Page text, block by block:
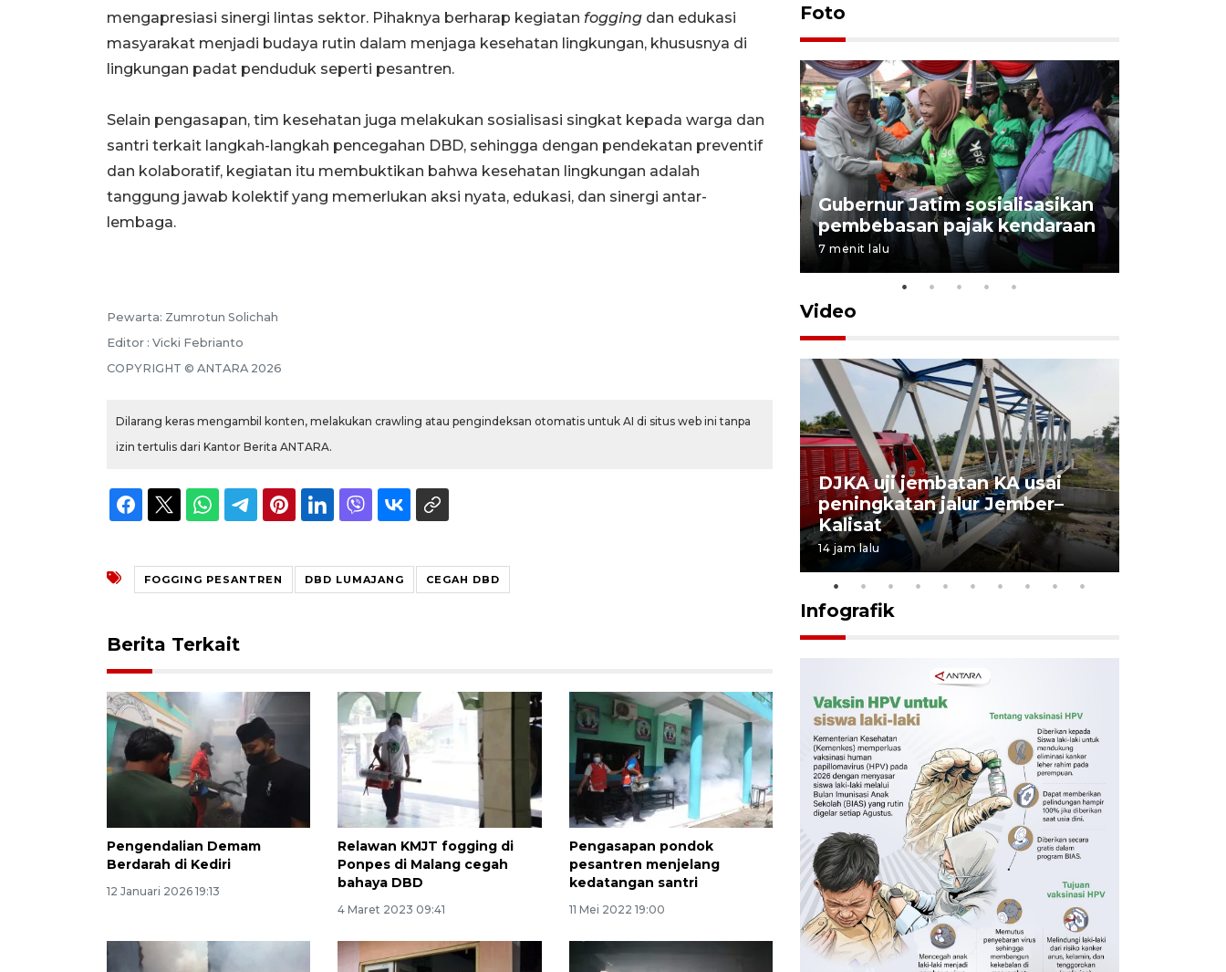
mengapresiasi sinergi lintas sektor. Pihaknya berharap kegiatan fogging dan edukasi
masyarakat menjadi budaya rutin dalam menjaga kesehatan lingkungan, khususnya di
lingkungan padat penduduk seperti pesantren.
Selain pengasapan, tim kesehatan juga melakukan sosialisasi singkat kepada warga dan
santri terkait langkah-langkah pencegahan DBD, sehingga dengan pendekatan preventif
dan kolaboratif, kegiatan itu membuktikan bahwa kesehatan lingkungan adalah
tanggung jawab kolektif yang memerlukan aksi nyata, edukasi, dan sinergi antar-
lembaga.
Pewarta: Zumrotun Solichah
Editor : Vicki Febrianto
COPYRIGHT © ANTARA 2026
Dilarang keras mengambil konten, melakukan crawling atau pengindeksan otomatis untuk AI di situs web ini tanpa
izin tertulis dari Kantor Berita ANTARA.
FOGGING PESANTREN DBD LUMAJANG CEGAH DBD
Berita Terkait
Pengendalian Demam
Berdarah di Kediri
12 Januari 2026 19:13
Relawan KMJT fogging di
Ponpes di Malang cegah
bahaya DBD
4 Maret 2023 09:41
Pengasapan pondok
pesantren menjelang
kedatangan santri
11 Mei 2022 19:00
Foto
Pameran multiproduk
Gubernur Jatim sosialisasikan
pembebasan pajak kendaraan
7 menit lalu
Video
DJKA uji jembatan KA usai
peningkatan jalur Jember–
Kalisat
14 jam lalu
Infografik